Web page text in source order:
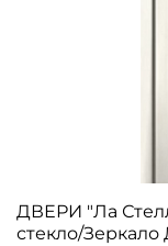
ДВЕРИ "Ла
стекло/